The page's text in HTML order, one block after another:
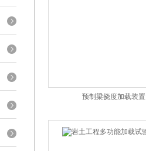
预制梁挠度加载装置